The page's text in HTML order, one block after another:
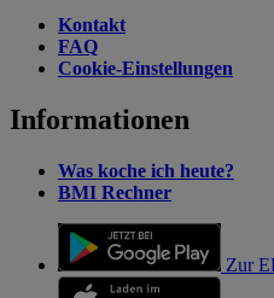
Kontakt
FAQ
Cookie-Einstellungen
Informationen
Was koche ich heute?
BMI Rechner
Zur